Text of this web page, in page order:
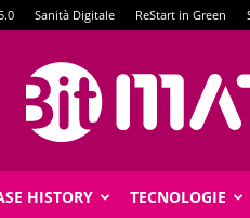
Sanità Digitale ReStart in Green
HISTORY TECNOLOGIE